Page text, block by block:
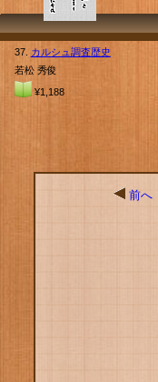
37. カルシュ調査歴史
若松 秀俊
¥1,188
前へ